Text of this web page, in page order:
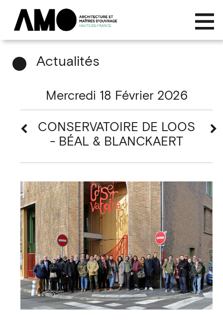
Actualités
Mercredi 18 Février 2026
CONSERVATOIRE DE LOOS
- BÉAL & BLANCKAERT